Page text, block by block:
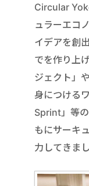
Circular
ュラーエコ
イデアを創
でを作り上
ジェクト」
身につける
Sprint」等
もにサーキ
力してきまし